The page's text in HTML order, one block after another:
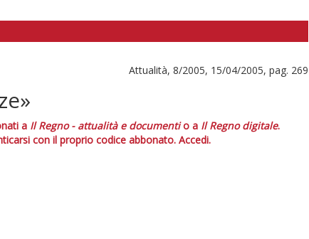
Attualità, 8/2005, 15/04/2005, pag. 269
a Il Regno - attualità e documentio a Il Regno digitale.
con il proprio codice abbonato. Accedi.